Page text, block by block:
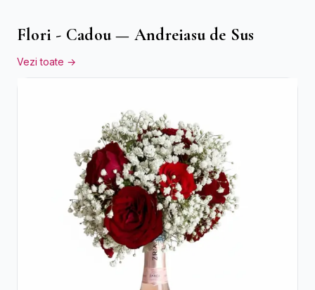
Flori - Cadou — Andreiasu de Sus
Vezi toate →